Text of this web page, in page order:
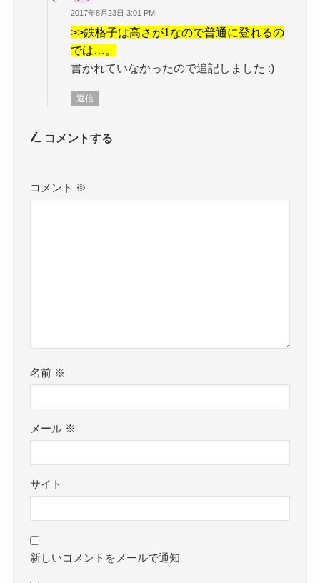
2017年8月23日 3:01 PM
>>鉄格子は高さが1なので普通に登れるの
では…。
書かれていなかったので追記しました :)
返信
コメントする
コメント ※
名前 ※
メール ※
サイト
新しいコメントをメールで通知